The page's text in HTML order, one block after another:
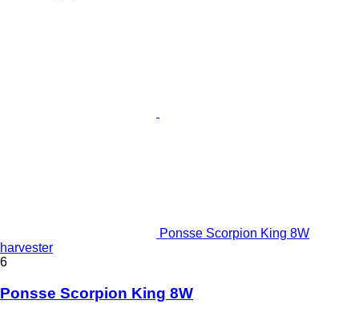
Ponsse Scorpion King 8W
harvester
6
Ponsse Scorpion King 8W